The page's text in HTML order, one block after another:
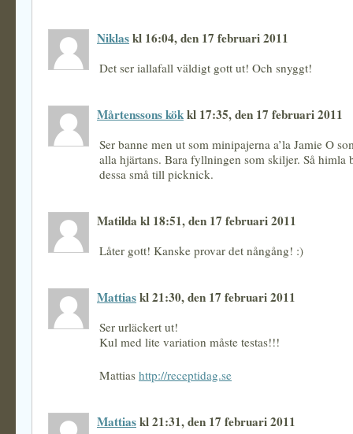
Niklaskl 16:04, den 17 februari 2011
Det ser iallafall väldigt gott ut! Och snyggt!
Mårtenssons kökkl 17:35, den 17 februari 2011
Ser banne men ut som minipajerna a’la Jamie O
alla hjärtans. Bara fyllningen som skiljer. Så himla
dessa små till picknick.
Matilda kl 18:51, den 17 februari 2011
Låter gott! Kanske provar det nångång! :)
Mattiaskl 21:30, den 17 februari 2011
Ser urläckert ut!
Kul med lite variation måste testas!!!
Mattias http://receptidag.se
Mattiaskl 21:31, den 17 februari 2011